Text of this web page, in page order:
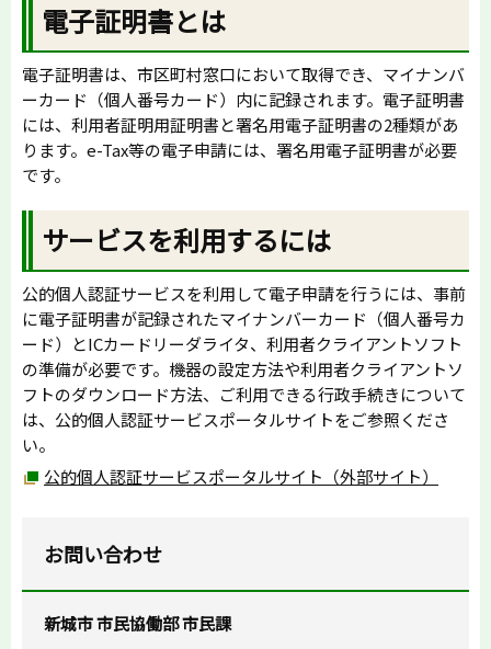
電子証明書とは
電子証明書は、市区町村窓口において取得でき、マイナンバ
ーカード（個人番号カード）内に記録されます。電子証明書
には、利用者証明用証明書と署名用電子証明書の2種類があ
ります。e-Tax等の電子申請には、署名用電子証明書が必要
です。
サービスを利用するには
公的個人認証サービスを利用して電子申請を行うには、事前
に電子証明書が記録されたマイナンバーカード（個人番号カ
ード）とICカードリーダライタ、利用者クライアントソフト
の準備が必要です。機器の設定方法や利用者クライアントソ
フトのダウンロード方法、ご利用できる行政手続きについて
は、公的個人認証サービスポータルサイトをご参照くださ
い。
公的個人認証サービスポータルサイト（外部サイト）
お問い合わせ
新城市 市民協働部 市民課